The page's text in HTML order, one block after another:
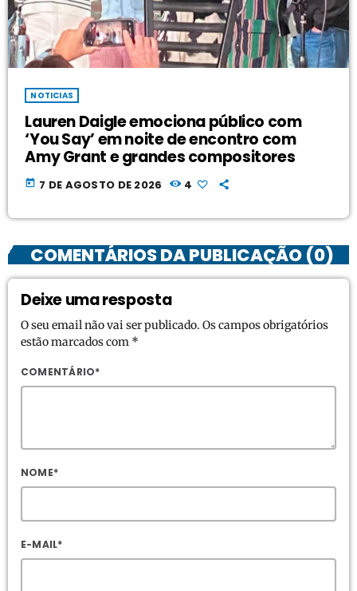
NOTICIAS
Lauren Daigle emociona público com
‘You Say’ em noite de encontro com
Amy Grant e grandes compositores
today 7 DE AGOSTO DE 2026 4
COMENTÁRIOS DA PUBLICAÇÃO (0)
Deixe uma resposta
O seu email não vai ser publicado. Os campos obrigatórios
estão marcados com *
COMENTÁRIO*
NOME*
E-MAIL*